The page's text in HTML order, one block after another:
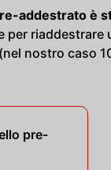
addestrato è
per riaddestrare
nostro caso
pre-